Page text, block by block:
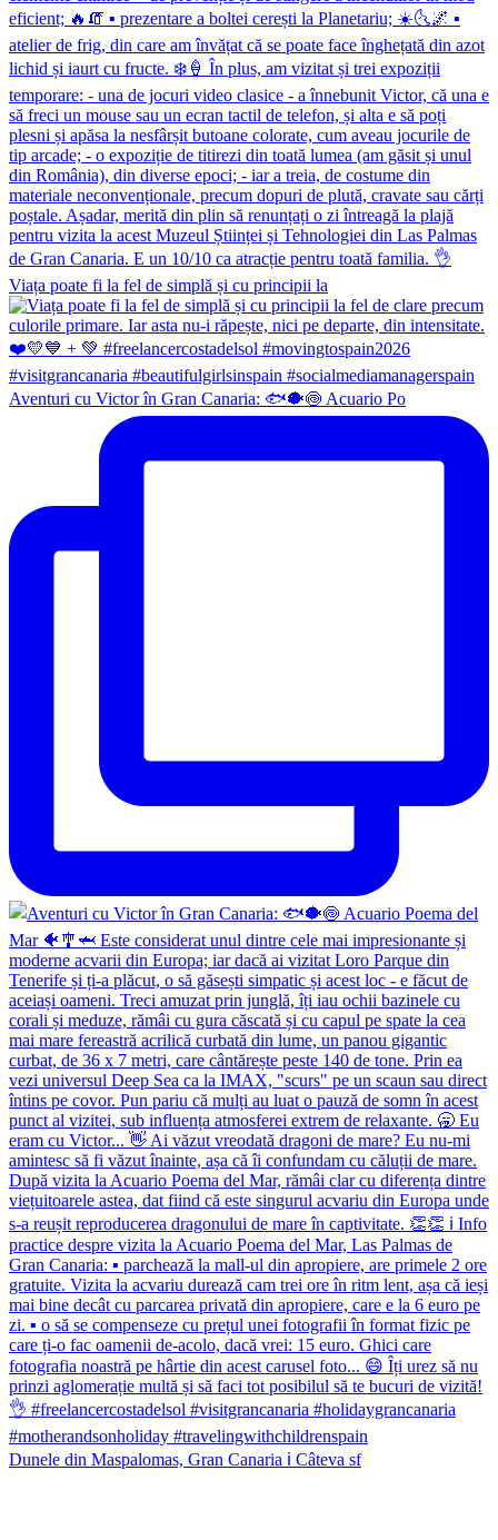
Viața poate fi la fel de simplă și cu principii la
Aventuri cu Victor în Gran Canaria: 🐟🐡🍥 Acuario Po
Dunele din Maspalomas, Gran Canaria ℹ️ Câteva sf